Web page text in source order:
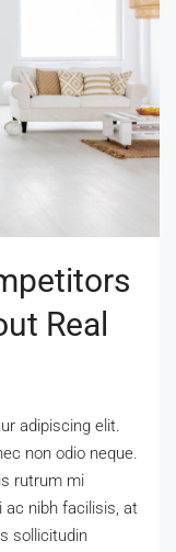
Real
adipiscing elit.
non odio neque.
rutrum mi
ac nibh facilisis, at
sollicitudin